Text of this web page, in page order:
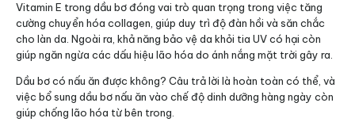
Vitamin E trong dầu bơ đóng vai trò quan trọng trong việc tăng
cường chuyển hóa collagen, giúp duy trì độ đàn hồi và săn chắc
cho làn da. Ngoài ra, khả năng bảo vệ da khỏi tia UV có hại còn
giúp ngăn ngừa các dấu hiệu lão hóa do ánh nắng mặt trời gây ra.
Dầu bơ có nấu ăn được không? Câu trả lời là hoàn toàn có thể, và
việc bổ sung dầu bơ nấu ăn vào chế độ dinh dưỡng hàng ngày còn
giúp chống lão hóa từ bên trong.